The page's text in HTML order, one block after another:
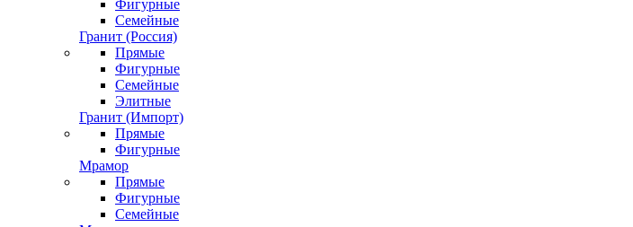
Фигурные
Семейные
Гранит (Россия)
Прямые
Фигурные
Семейные
Элитные
Гранит (Импорт)
Прямые
Фигурные
Мрамор
Прямые
Фигурные
Семейные